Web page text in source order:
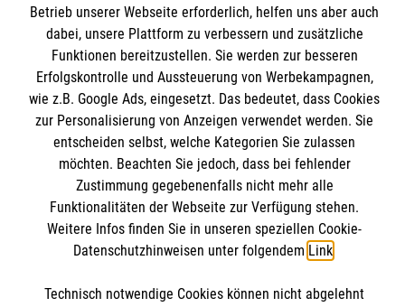
Das St.-Bernhard-Gymnasium
Schulprofil
Anmeldung
Beratungsangebote
Informationen
Termine
Aktuelle Nachrichten
Kontakt
Betrieb unserer Webseite erforderlich, helfen uns aber auch
dabei, unsere Plattform zu verbessern und zusätzliche
Funktionen bereitzustellen. Sie werden zur besseren
Erfolgskontrolle und Aussteuerung von Werbekampagnen,
wie z.B. Google Ads, eingesetzt. Das bedeutet, dass Cookies
zur Personalisierung von Anzeigen verwendet werden. Sie
entscheiden selbst, welche Kategorien Sie zulassen
möchten. Beachten Sie jedoch, dass bei fehlender
Zustimmung gegebenenfalls nicht mehr alle
Funktionalitäten der Webseite zur Verfügung stehen.
Weitere Infos finden Sie in unseren speziellen Cookie-
Datenschutzhinweisen unter folgendem Link.
Technisch notwendige Cookies können nicht abgelehnt